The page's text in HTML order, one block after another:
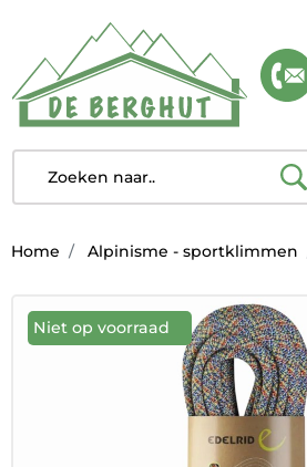
Home Alpinisme - sportklimmen
Niet op voorraad